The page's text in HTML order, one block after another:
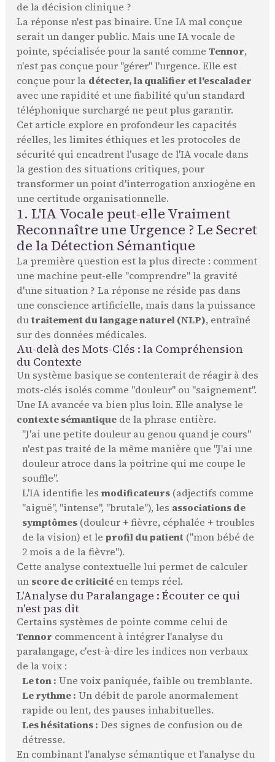
de la décision clinique ?
La réponse n'est pas binaire. Une IA mal conçue
serait un danger public. Mais une IA vocale de
pointe, spécialisée pour la santé comme Tennor,
n'est pas conçue pour "gérer" l'urgence. Elle est
conçue pour la détecter, la qualifier et l'escalader
avec une rapidité et une fiabilité qu'un standard
téléphonique surchargé ne peut plus garantir.
Cet article explore en profondeur les capacités
réelles, les limites éthiques et les protocoles de
sécurité qui encadrent l'usage de l'IA vocale dans
la gestion des situations critiques, pour
transformer un point d'interrogation anxiogène en
une certitude organisationnelle.
1. L'IA Vocale peut-elle Vraiment
Reconnaître une Urgence ? Le Secret
de la Détection Sémantique
La première question est la plus directe : comment
une machine peut-elle "comprendre" la gravité
d'une situation ? La réponse ne réside pas dans
une conscience artificielle, mais dans la puissance
dutraitement du langage naturel (NLP), entraîné
sur des données médicales.
Au-delà des Mots-Clés : la Compréhension
du Contexte
Un système basique se contenterait de réagir à des
mots-clés isolés comme "douleur" ou "saignement".
Une IA avancée va bien plus loin. Elle analyse le
contexte sémantiquede la phrase entière.
"J'ai une petite douleur au genou quand je cours"
n'est pas traité de la même manière que "J'ai une
douleur atroce dans la poitrine qui me coupe le
souffle".
L'IA identifie les modificateurs(adjectifs comme
"aiguë", "intense", "brutale"), les associations de
symptômes(douleur + fièvre, céphalée + troubles
de la vision) et le profil du patient ("mon bébé de
2 mois a de la fièvre").
Cette analyse contextuelle lui permet de calculer
un score de criticitéen temps réel.
L'Analyse du Paralangage : Écouter ce qui
n'est pas dit
Certains systèmes de pointe comme celui de
Tennor commencent à intégrer l'analyse du
paralangage, c'est-à-dire les indices non verbaux
de la voix :
Le ton : Une voix paniquée, faible ou tremblante.
Le rythme : Un débit de parole anormalement
rapide ou lent, des pauses inhabituelles.
Les hésitations : Des signes de confusion ou de
détresse.
En combinant l'analyse sémantique et l'analyse du